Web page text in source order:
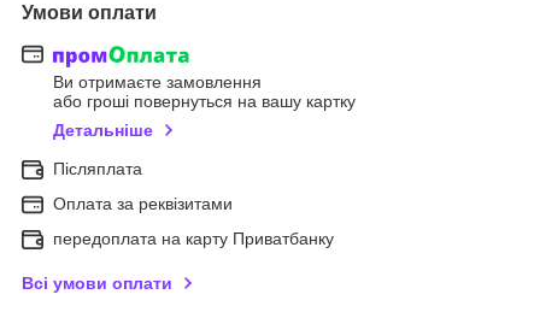
Умови оплати
Ви отримаєте замовлення
або гроші повернуться на вашу картку
Детальніше
Післяплата
Оплата за реквізитами
передоплата на карту Приватбанку
Всі умови оплати